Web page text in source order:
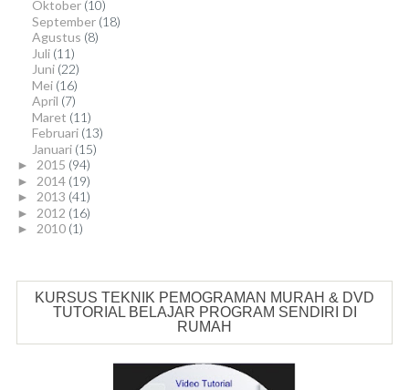
Oktober (10)
September (18)
Agustus (8)
Juli (11)
Juni (22)
Mei (16)
April (7)
Maret (11)
Februari (13)
Januari (15)
► 2015 (94)
► 2014 (19)
► 2013 (41)
► 2012 (16)
► 2010 (1)
KURSUS TEKNIK PEMOGRAMAN MURAH & DVD
TUTORIAL BELAJAR PROGRAM SENDIRI DI
RUMAH